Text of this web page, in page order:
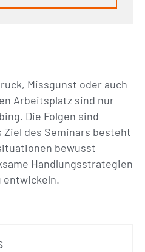
Missgunst oder auch
Arbeitsplatz sind nur
Die Folgen sind
des Seminars besteht
bewusst
Handlungsstrategien
entwickeln.